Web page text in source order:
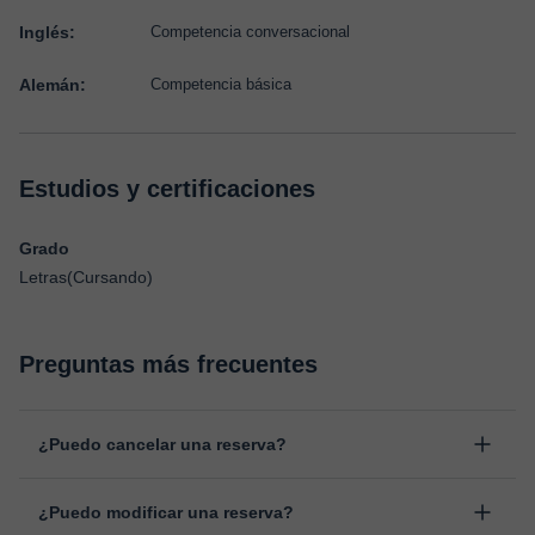
Inglés: Competencia conversacional
Alemán: Competencia básica
Estudios y certificaciones
Grado
Letras(Cursando)
Preguntas más frecuentes
¿Puedo cancelar una reserva?
antes de la clase, indicando el motivo de cancelación.
¿Puedo modificar una reserva?